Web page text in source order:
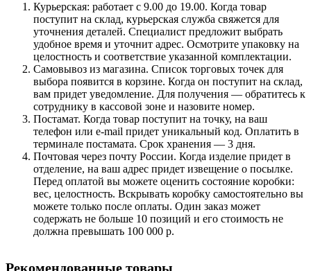
Курьерская: работает с 9.00 до 19.00. Когда товар
поступит на склад, курьерская служба свяжется для
уточнения деталей. Специалист предложит выбрать
удобное время и уточнит адрес. Осмотрите упаковку на
целостность и соответствие указанной комплектации.
Самовывоз из магазина. Список торговых точек для
выбора появится в корзине. Когда он поступит на склад,
вам придет уведомление. Для получения — обратитесь к
сотруднику в кассовой зоне и назовите номер.
Постамат. Когда товар поступит на точку, на ваш
телефон или e-mail придет уникальный код. Оплатить в
терминале постамата. Срок хранения — 3 дня.
Почтовая через почту России. Когда изделие придет в
отделение, на ваш адрес придет извещение о посылке.
Перед оплатой вы можете оценить состояние коробки:
вес, целостность. Вскрывать коробку самостоятельно вы
можете только после оплаты. Один заказ может
содержать не больше 10 позиций и его стоимость не
должна превышать 100 000 р.
Рекомендованные товары